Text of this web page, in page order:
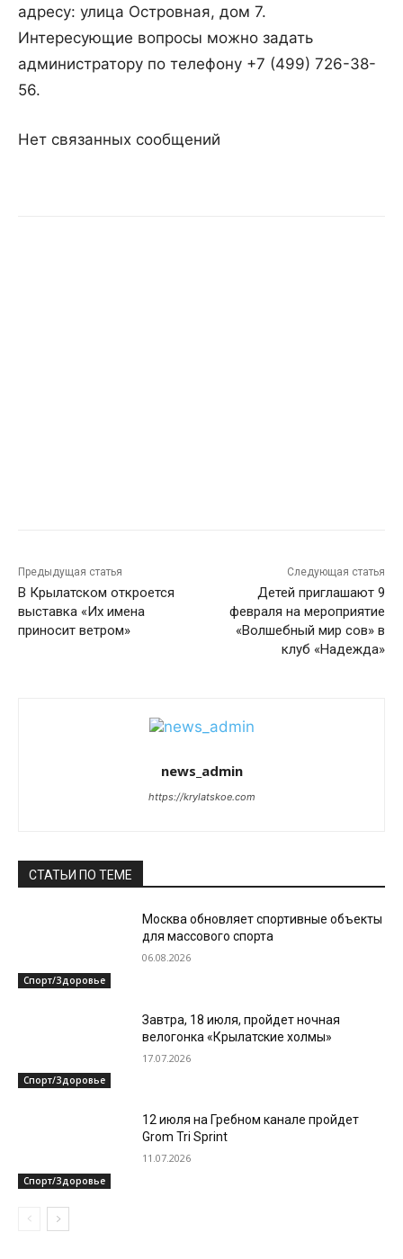
адресу: улица Островная, дом 7.
Интересующие вопросы можно задать
администратору по телефону +7 (499) 726-38-
56.
Нет связанных сообщений
Предыдущая статья
В Крылатском откроется
выставка «Их имена
приносит ветром»
Следующая статья
Детей приглашают 9
февраля на мероприятие
«Волшебный мир сов» в
клуб «Надежда»
news_admin
https://krylatskoe.com
СТАТЬИ ПО ТЕМЕ
Спорт/Здоровье
Москва обновляет спортивные объекты
для массового спорта
06.08.2026
Спорт/Здоровье
Завтра, 18 июля, пройдет ночная
велогонка «Крылатские холмы»
17.07.2026
Спорт/Здоровье
12 июля на Гребном канале пройдет
Grom Tri Sprint
11.07.2026